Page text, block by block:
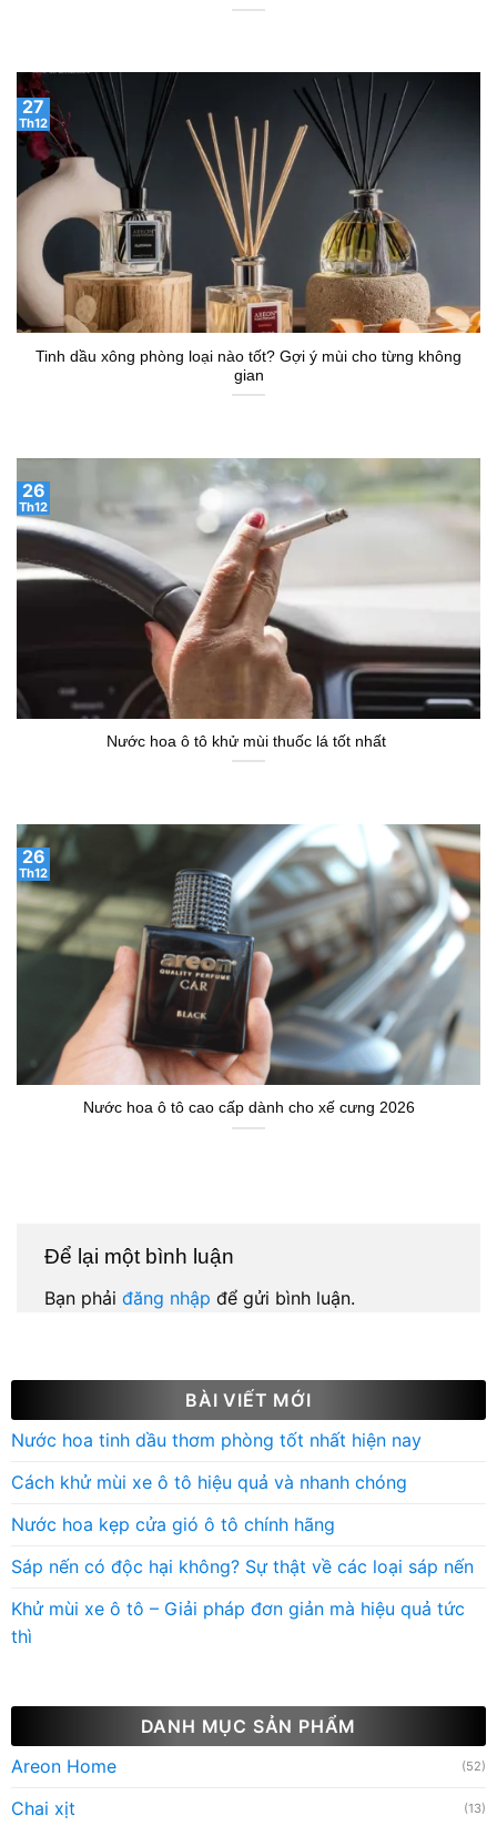
Tinh dầu xông phòng loại nào tốt? Gợi ý mùi cho từng không
gian
27
Th12
Nước hoa ô tô khử mùi thuốc lá tốt nhất
26
Th12
Nước hoa ô tô cao cấp dành cho xế cưng 2026
26
Th12
Để lại một bình luận
Bạn phải đăng nhập để gửi bình luận.
BÀI VIẾT MỚI
Nước hoa tinh dầu thơm phòng tốt nhất hiện nay
Cách khử mùi xe ô tô hiệu quả và nhanh chóng
Nước hoa kẹp cửa gió ô tô chính hãng
Sáp nến có độc hại không? Sự thật về các loại sáp nến
Khử mùi xe ô tô – Giải pháp đơn giản mà hiệu quả tức
thì
DANH MỤC SẢN PHẨM
Areon Home
(52)
Chai xịt (13)